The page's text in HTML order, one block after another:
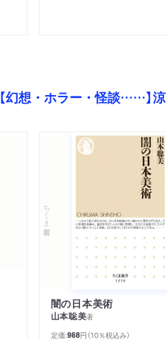
【幻想・ホラー・怪談……】
ちくま新書
闇の日本美術
山本聡美著
定価:968円 （10％税込み）